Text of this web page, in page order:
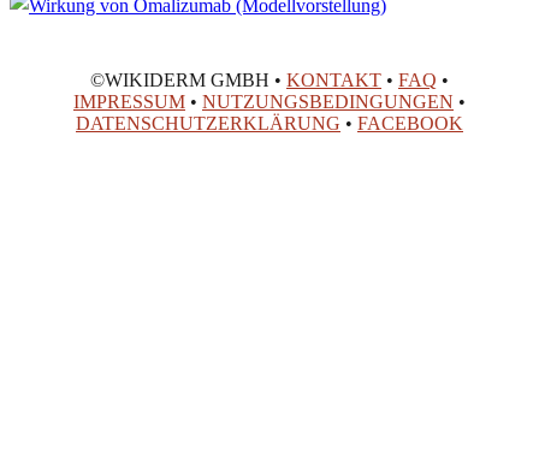
©WIKIDERM GMBH • KONTAKT • FAQ •
IMPRESSUM • NUTZUNGSBEDINGUNGEN •
DATENSCHUTZERKLÄRUNG • FACEBOOK